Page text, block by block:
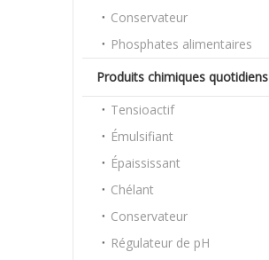
Conservateur
Phosphates alimentaires
Produits chimiques quotidiens
Tensioactif
Émulsifiant
Épaississant
Chélant
Conservateur
Régulateur de pH